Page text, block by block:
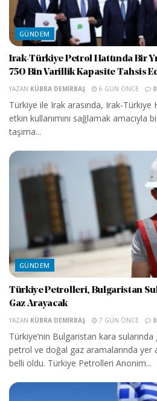
GÜNDEM
Irak-Türkiye Petrol Hattında Bir
750 Bin Varillik Kapasite Tahsis
YAZAN KÜBRA DEMIRBAŞ 6 GÜN ÖNCE 0
Türkiye ile Irak arasında, Irak-Türkiye
etkin kullanımını sağlamak amacıyla
taşıma...
GÜNDEM
Türkiye Petrolleri, Bulgaristan
Gaz Arayacak
YAZAN KÜBRA DEMIRBAŞ 7 GÜN ÖNCE 0
Türkiye’nin Bulgaristan kara
petrol ve doğal gaz aramalarında yer
belli oldu. Türkiye Petrolleri Anonim...